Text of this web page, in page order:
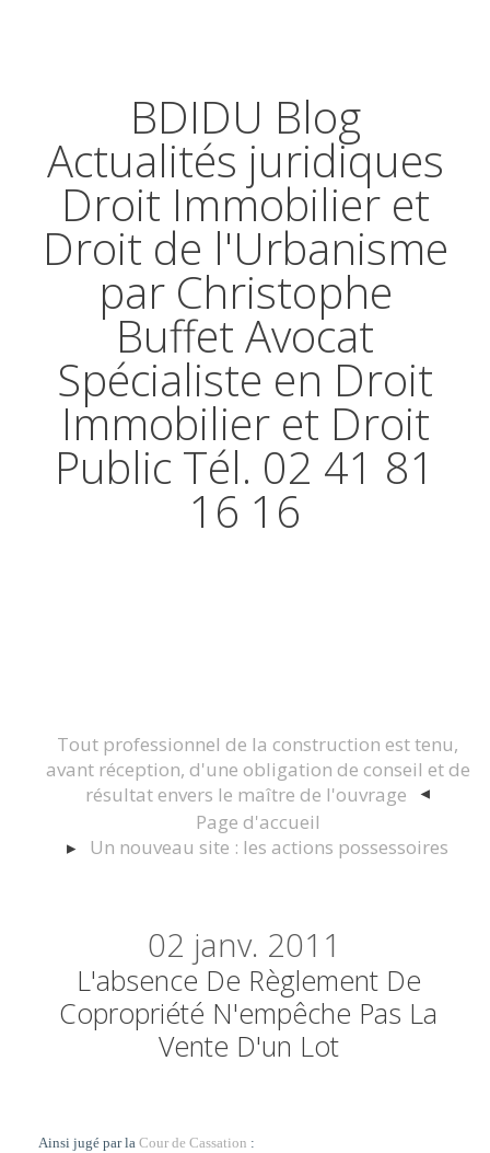
BDIDU Blog
Actualités juridiques
Droit Immobilier et
Droit de l'Urbanisme
par Christophe
Buffet Avocat
Spécialiste en Droit
Immobilier et Droit
Public Tél. 02 41 81
16 16
Tout professionnel de la construction est tenu,
avant réception, d'une obligation de conseil et de
résultat envers le maître de l'ouvrage
Page d'accueil
Un nouveau site : les actions possessoires
02 janv. 2011
L'absence De Règlement De
Copropriété N'empêche Pas La
Vente D'un Lot
Ainsi jugé par la Cour de Cassation :